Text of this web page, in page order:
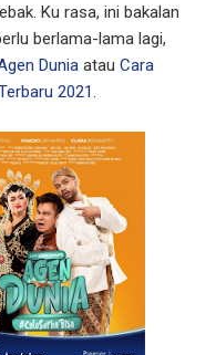
Ku rasa, ini bakalan
berlama-lama lagi,
Dunia atauCara
2021.